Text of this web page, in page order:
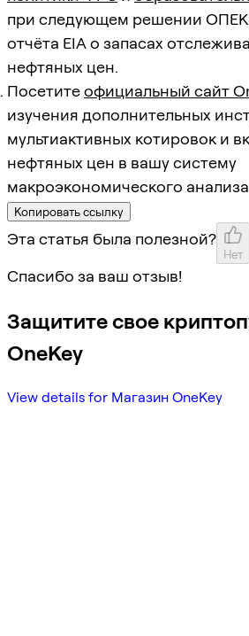
при следующем решении
отчёта EIA о запасах
нефтяных цен.
Посетитеофициальный сайт
изучения дополнительных
мультиактивных котировок и
нефтяных цен в вашу систему
макроэкономического
Копировать ссылку
Эта статья была полезной?
Нет
Спасибо за ваш отзыв!
Защитите свое
OneKey
View details for Магазин OneKey